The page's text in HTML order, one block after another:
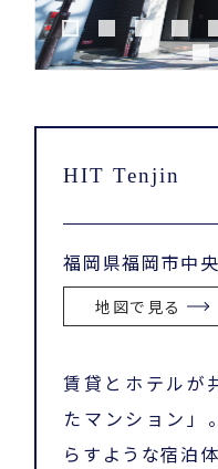
HIT Tenjin
福岡県福岡市中
地図で見る
賃貸とホテルが
たマンション」
らすような宿泊体